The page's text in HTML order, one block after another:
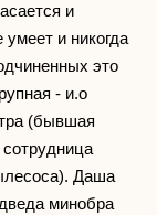
и
и никогда
это
- и.о
(бывшая
Даша
минобра